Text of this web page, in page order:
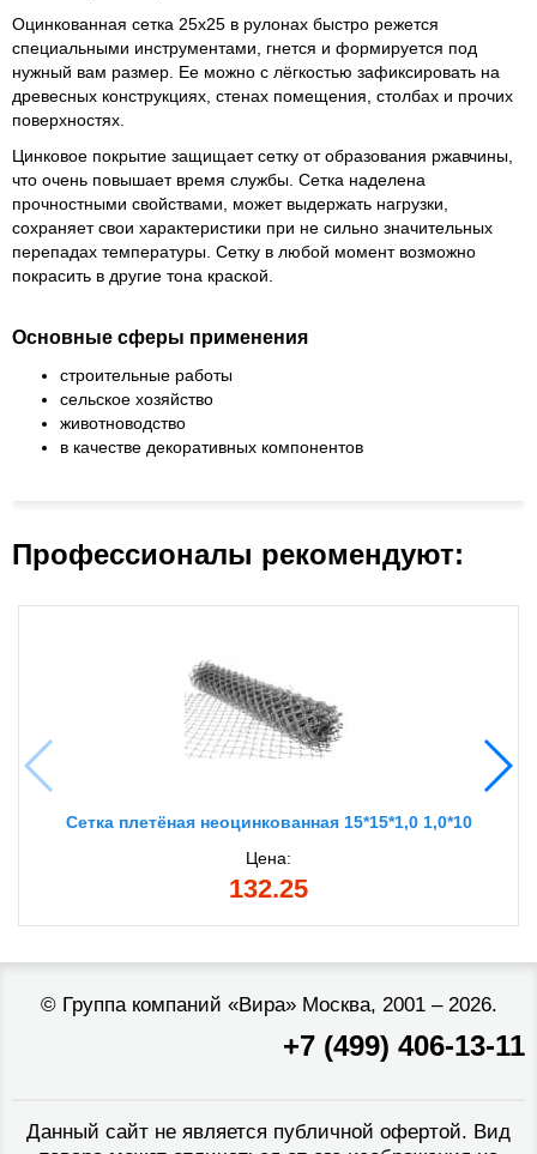
Оцинкованная сетка 25х25 в рулонах быстро режется
специальными инструментами, гнется и формируется под
нужный вам размер. Ее можно с лёгкостью зафиксировать на
древесных конструкциях, стенах помещения, столбах и прочих
поверхностях.
Цинковое покрытие защищает сетку от образования ржавчины,
что очень повышает время службы. Сетка наделена
прочностными свойствами, может выдержать нагрузки,
сохраняет свои характеристики при не сильно значительных
перепадах температуры. Сетку в любой момент возможно
покрасить в другие тона краской.
Основные сферы применения
строительные работы
сельское хозяйство
животноводство
в качестве декоративных компонентов
Профессионалы рекомендуют:
Сетка плетёная неоцинкованная 15*15*1,0 1,0*10
Цена:
132.25
© Группа компаний «Вира»Москва, 2001 – 2026.
+7 (499) 406-13-11
Данный сайт не является публичной офертой. Вид